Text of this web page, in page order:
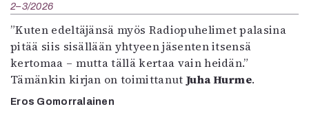
2–3/2026
”Kuten edeltäjänsä myös Radiopuhelimet palasina
pitää siis sisällään yhtyeen jäsenten itsensä
kertomaa – mutta tällä kertaa vain heidän.”
Tämänkin kirjan on toimittanut Juha Hurme.
Eros Gomorralainen